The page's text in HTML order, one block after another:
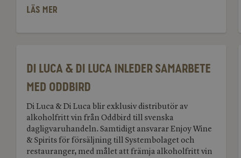
LÄS MER
Luca
inleder
med
Oddbird
Di Luca & Di Luca inleder samarbete
med Oddbird
Di Luca & Di Luca blir exklusiv distributör av
alkoholfritt vin från Oddbird till svenska
dagligvaruhandeln. Samtidigt ansvarar Enjoy Wine
& Spirits för försäljning till Systembolaget och
restauranger, med målet att främja alkoholfritt vin